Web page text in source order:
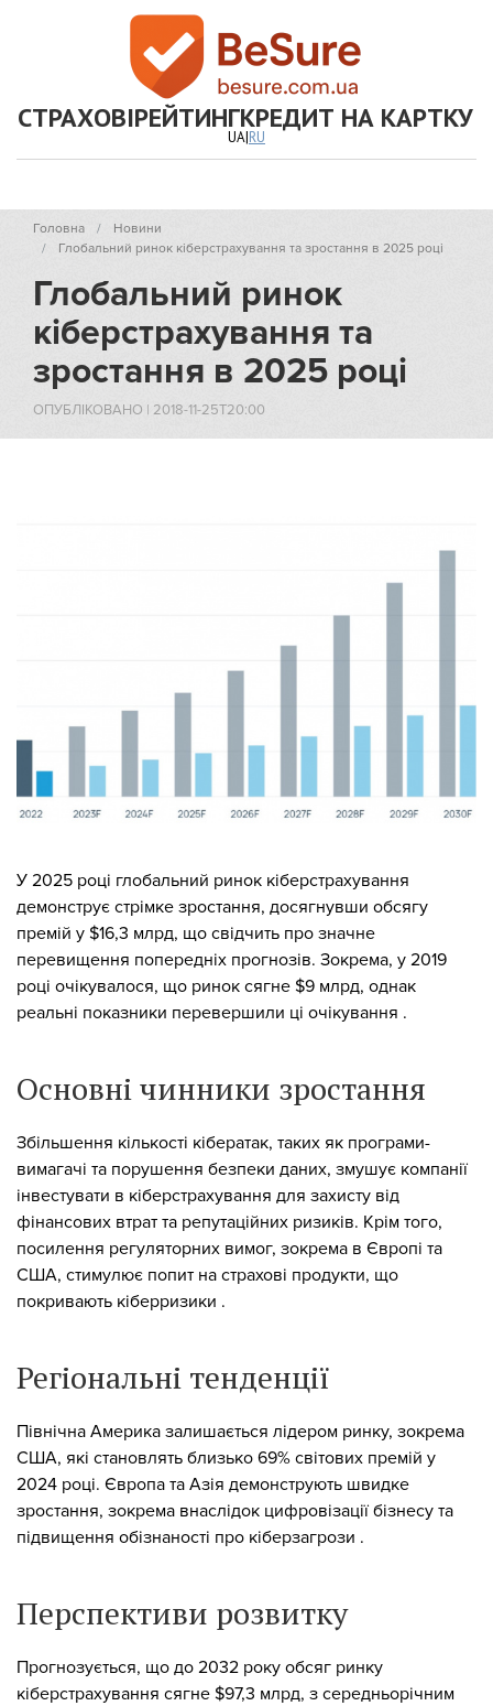
СТРАХОВІРЕЙТИНГКРЕДИТ НА КАРТКУ
UA|RU
Головна
Новини
Глобальний ринок кіберстрахування та зростання в 2025 році
Глобальний ринок
кіберстрахування та
зростання в 2025 році
ОПУБЛІКОВАНО | 2018-11-25T20:00
У 2025 році глобальний ринок кіберстрахування
демонструє стрімке зростання, досягнувши обсягу
премій у $16,3 млрд, що свідчить про значне
перевищення попередніх прогнозів. Зокрема, у 2019
році очікувалося, що ринок сягне $9 млрд, однак
реальні показники перевершили ці очікування .
Основні чинники зростання
Збільшення кількості кібератак, таких як програми-
вимагачі та порушення безпеки даних, змушує компанії
інвестувати в кіберстрахування для захисту від
фінансових втрат та репутаційних ризиків. Крім того,
посилення регуляторних вимог, зокрема в Європі та
США, стимулює попит на страхові продукти, що
покривають кіберризики .
Регіональні тенденції
Північна Америка залишається лідером ринку, зокрема
США, які становлять близько 69% світових премій у
2024 році. Європа та Азія демонструють швидке
зростання, зокрема внаслідок цифровізації бізнесу та
підвищення обізнаності про кіберзагрози .
Перспективи розвитку
Прогнозується, що до 2032 року обсяг ринку
кіберстрахування сягне $97,3 млрд, з середньорічним